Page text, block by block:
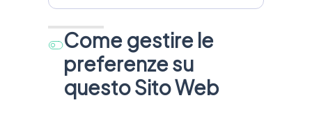
Come gestire le
preferenze su
questo Sito Web